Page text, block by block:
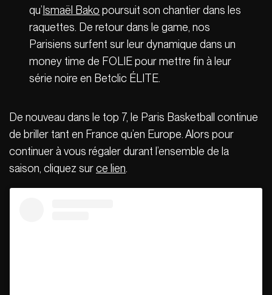
qu’Ismaël Bako poursuit son chantier dans les
raquettes. De retour dans le game, nos
Parisiens surfent sur leur dynamique dans un
money time de FOLIE pour mettre fin à leur
série noire en Betclic ÉLITE.
De nouveau dans le top 7, le Paris Basketball continue
de briller tant en France qu’en Europe. Alors pour
continuer à vous régaler durant l’ensemble de la
saison, cliquez surce lien